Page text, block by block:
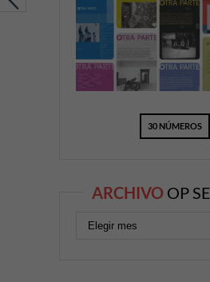
30 NÚMEROS
ARCHIVO OP